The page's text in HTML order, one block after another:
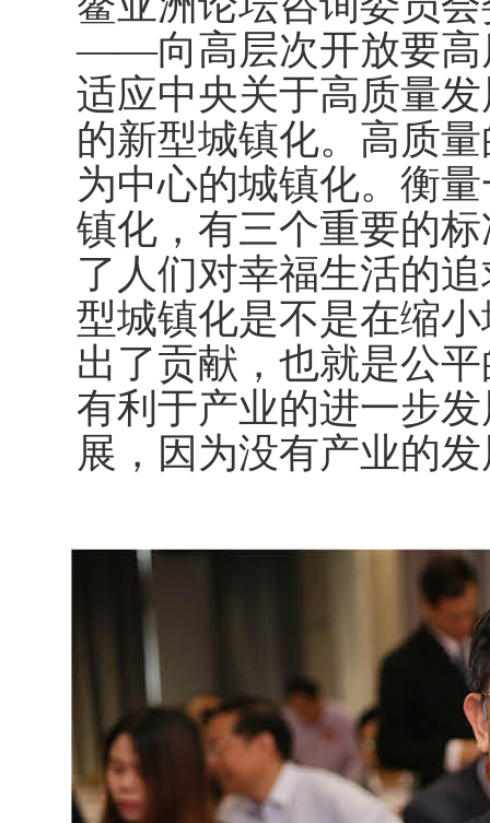
——向高层次开放要高
适应中央关于高质量
的新型城镇化。高质
为中心的城镇化。衡
镇化，有三个重要的
了人们对幸福生活的
型城镇化是不是在缩
出了贡献，也就是公
有利于产业的进一步
展，因为没有产业的